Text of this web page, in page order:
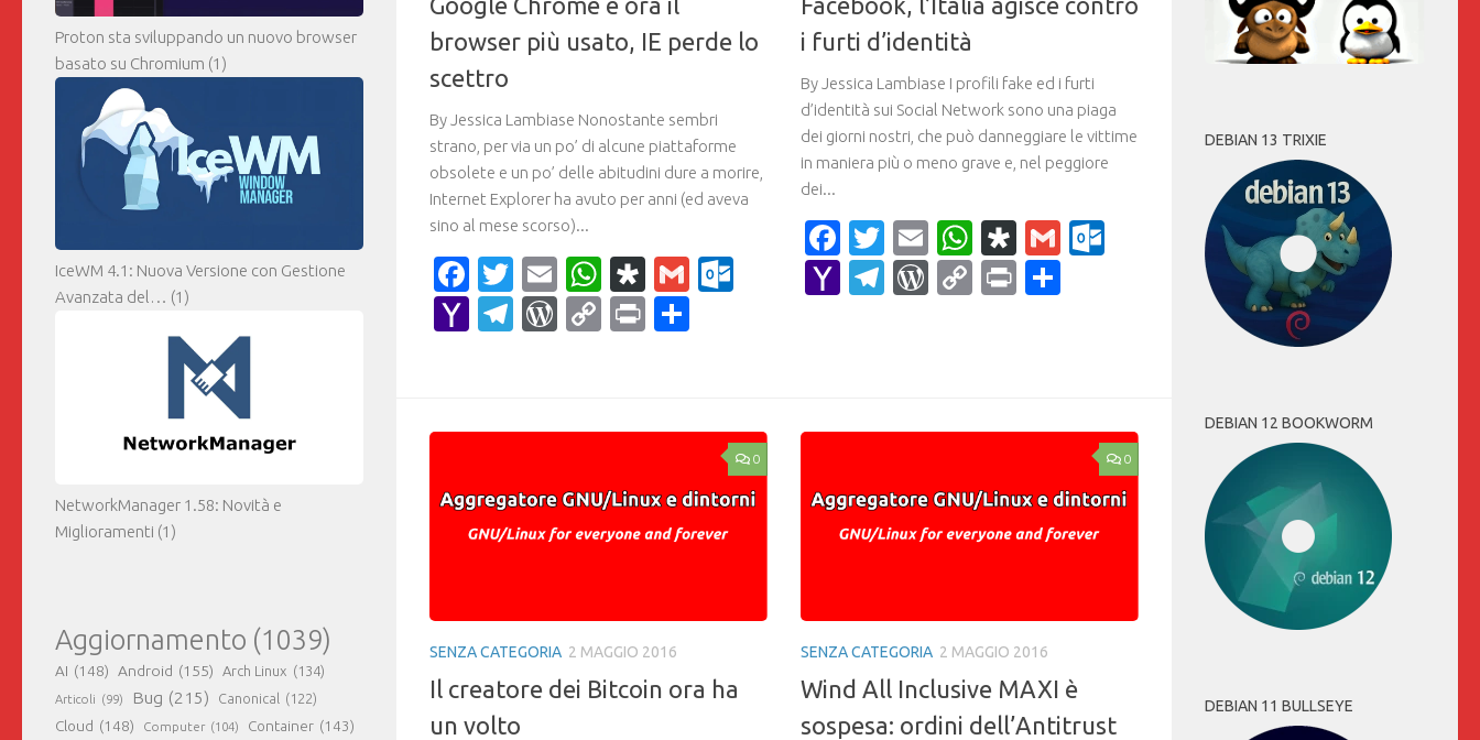
browser più usato, IE perde lo
scettro
By Jessica Lambiase Nonostante sembri
strano, per via un po’ di alcune piattaforme
obsolete e un po’ delle abitudini dure a morire,
Internet Explorer ha avuto per anni (ed aveva
sino al mese scorso)...
Facebook
Twitter
EmailWhatsApp
Diaspora
GmailOutlook.com
YahooTelegram
WordPress
CopyPrint
i furti d’identità
By Jessica Lambiase I profili fake ed i furti
d’identità sui Social Network sono una piaga
dei giorni nostri, che può danneggiare le vittime
in maniera più o meno grave e, nel peggiore
dei...
Facebook
Twitter
EmailWhatsApp
Diaspora
GmailOutlook.com
YahooTelegram
WordPress
CopyPrint
0
SENZA CATEGORIA 2 MAGGIO 2016
Il creatore dei Bitcoin ora ha
un volto
0
SENZA CATEGORIA 2 MAGGIO 2016
Wind All Inclusive MAXI è
sospesa: ordini dell’Antitrust
Proton sta sviluppando un nuovo browser
basato su Chromium (1)
IceWM 4.1: Nuova Versione con Gestione
Avanzata del… (1)
NetworkManager 1.58: Novità e
Miglioramenti (1)
Aggiornamento (1039)
AI (148) Android (155) Arch Linux (134)
Articoli (99) Bug (215) Canonical (122)
Cloud (148) Computer (104) Container (143)
DEBIAN 13 TRIXIE
DEBIAN 12 BOOKWORM
DEBIAN 11 BULLSEYE